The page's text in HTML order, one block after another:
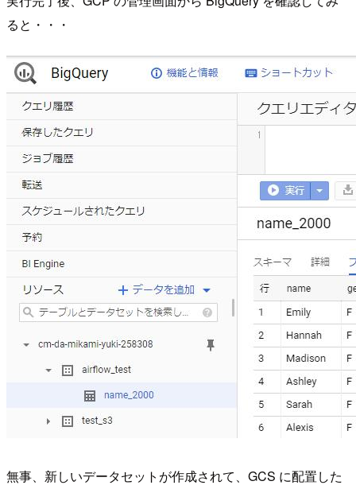
ると・・・
無事、新しいデータセットが作成されて、GCS に配置した